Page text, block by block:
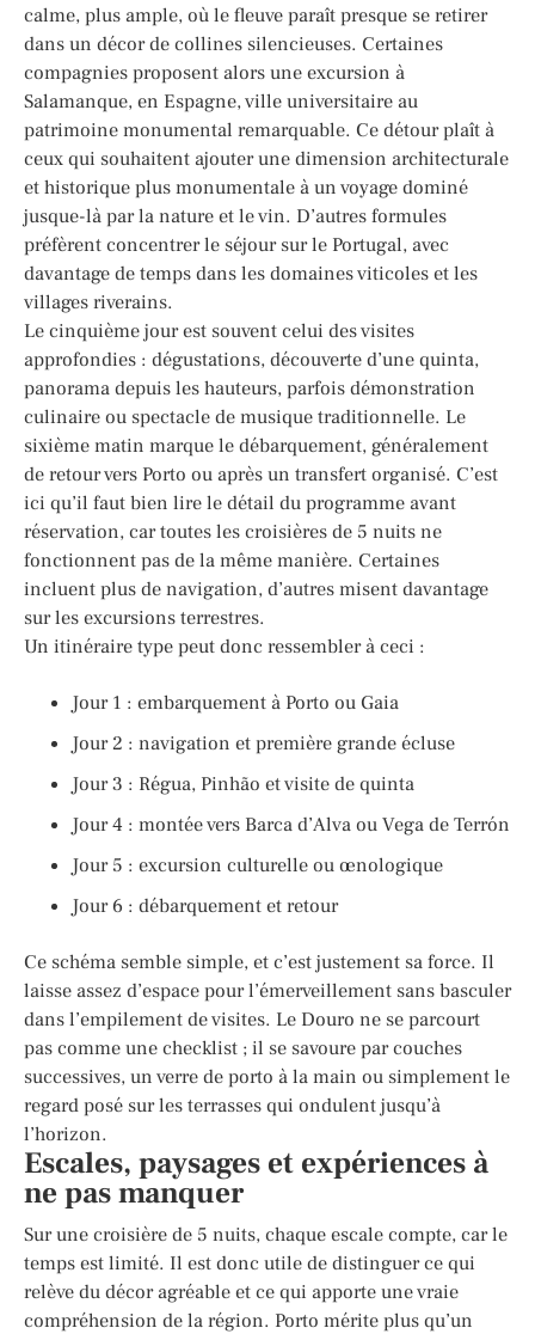
calme, plus ample, où le fleuve paraît presque se retirer
dans un décor de collines silencieuses. Certaines
compagnies proposent alors une excursion à
Salamanque, en Espagne, ville universitaire au
patrimoine monumental remarquable. Ce détour plaît à
ceux qui souhaitent ajouter une dimension architecturale
et historique plus monumentale à un voyage dominé
jusque-là par la nature et le vin. D’autres formules
préfèrent concentrer le séjour sur le Portugal, avec
davantage de temps dans les domaines viticoles et les
villages riverains.
Le cinquième jour est souvent celui des visites
approfondies : dégustations, découverte d’une quinta,
panorama depuis les hauteurs, parfois démonstration
culinaire ou spectacle de musique traditionnelle. Le
sixième matin marque le débarquement, généralement
de retour vers Porto ou après un transfert organisé. C’est
ici qu’il faut bien lire le détail du programme avant
réservation, car toutes les croisières de 5 nuits ne
fonctionnent pas de la même manière. Certaines
incluent plus de navigation, d’autres misent davantage
sur les excursions terrestres.
Un itinéraire type peut donc ressembler à ceci :
Jour 1 : embarquement à Porto ou Gaia
Jour 2 : navigation et première grande écluse
Jour 3 : Régua, Pinhão et visite de quinta
Jour 4 : montée vers Barca d’Alva ou Vega de Terrón
Jour 5 : excursion culturelle ou œnologique
Jour 6 : débarquement et retour
Ce schéma semble simple, et c’est justement sa force. Il
laisse assez d’espace pour l’émerveillement sans basculer
dans l’empilement de visites. Le Douro ne se parcourt
pas comme une checklist ; il se savoure par couches
successives, un verre de porto à la main ou simplement le
regard posé sur les terrasses qui ondulent jusqu’à
l’horizon.
Escales, paysages et expériences à
ne pas manquer
Sur une croisière de 5 nuits, chaque escale compte, car le
temps est limité. Il est donc utile de distinguer ce qui
relève du décor agréable et ce qui apporte une vraie
compréhension de la région. Porto mérite plus qu’un